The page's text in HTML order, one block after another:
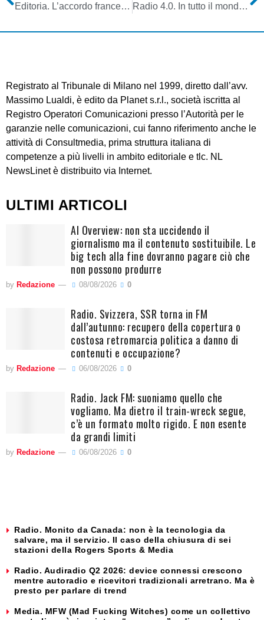
Editoria. L’accordo francese Google-APIG sullo sfruttamento dei diritti d’autore online modello base per tutti gli editori? Radio 4.0. In tutto il mondo nascono stazioni ghost. A monte la necessità di avere due o anche più nomi. Contemporaneamente
Registrato al Tribunale di Milano nel 1999, diretto dall’avv.
Massimo Lualdi, è edito da Planet s.r.l., società iscritta al
Registro Operatori Comunicazioni presso l’Autorità per le
garanzie nelle comunicazioni, cui fanno riferimento anche le
attività di Consultmedia, prima struttura italiana di
competenze a più livelli in ambito editoriale e tlc. NL
NewsLinet è distribuito via Internet.
ULTIMI ARTICOLI
AI Overview: non sta uccidendo il
giornalismo ma il contenuto sostituibile. Le
big tech alla fine dovranno pagare ciò che
non possono produrre
by Redazione 08/08/2026 0
Radio. Svizzera, SSR torna in FM
dall’autunno: recupero della copertura o
costosa retromarcia politica a danno di
contenuti e occupazione?
by Redazione 06/08/2026 0
Radio. Jack FM: suoniamo quello che
vogliamo. Ma dietro il train-wreck segue,
c’è un formato molto rigido. E non esente
da grandi limiti
by Redazione 06/08/2026 0
Radio. Monito da Canada: non è la tecnologia da
salvare, ma il servizio. Il caso della chiusura di sei
stazioni della Rogers Sports & Media
Radio. Audiradio Q2 2026: device connessi crescono
mentre autoradio e ricevitori tradizionali arretrano. Ma è
presto per parlare di trend
Media. MFW (Mad Fucking Witches) come un collettivo